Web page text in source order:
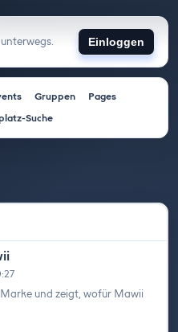
Einloggen
Gruppen
Pages
Suche
und zeigt, wofür Mawii